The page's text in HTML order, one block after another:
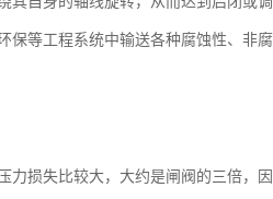
保等工程系统中输送各种腐蚀性、非
力损失比较大，大约是闸阀的三倍，